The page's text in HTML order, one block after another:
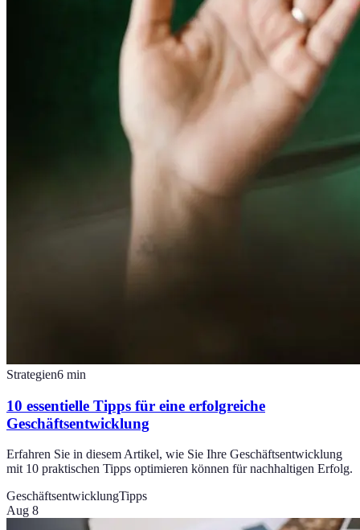
Strategien6 min
10 essentielle Tipps für eine erfolgreiche
Geschäftsentwicklung
Erfahren Sie in diesem Artikel, wie Sie Ihre Geschäftsentwicklung
mit 10 praktischen Tipps optimieren können für nachhaltigen Erfolg.
GeschäftsentwicklungTipps
Aug 8